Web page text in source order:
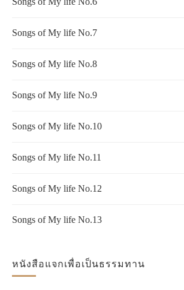
Songs of My life No.7
Songs of My life No.8
Songs of My life No.9
Songs of My life No.10
Songs of My life No.11
Songs of My life No.12
Songs of My life No.13
หนังสือแจกเพื่อเป็นธรรมทาน